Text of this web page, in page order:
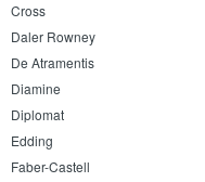
Cross
Daler Rowney
De Atramentis
Diamine
Diplomat
Edding
Faber-Castell